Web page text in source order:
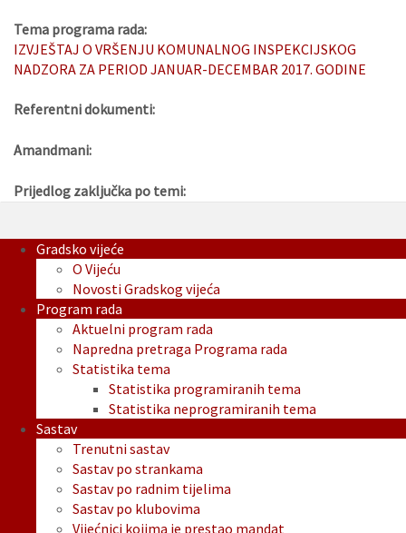
Tema programa rada:
IZVJEŠTAJ O VRŠENJU KOMUNALNOG INSPEKCIJSKOG
NADZORA ZA PERIOD JANUAR-DECEMBAR 2017. GODINE
Referentni dokumenti:
Amandmani:
Prijedlog zaključka po temi:
Gradsko vijeće
O Vijeću
Novosti Gradskog vijeća
Program rada
Aktuelni program rada
Napredna pretraga Programa rada
Statistika tema
Statistika programiranih tema
Statistika neprogramiranih tema
Sastav
Trenutni sastav
Sastav po strankama
Sastav po radnim tijelima
Sastav po klubovima
Vijećnici kojima je prestao mandat